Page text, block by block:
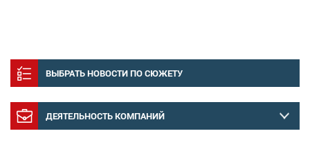
ВЫБРАТЬ НОВОСТИ ПО СЮЖЕТУ
ДЕЯТЕЛЬНОСТЬ КОМПАНИЙ